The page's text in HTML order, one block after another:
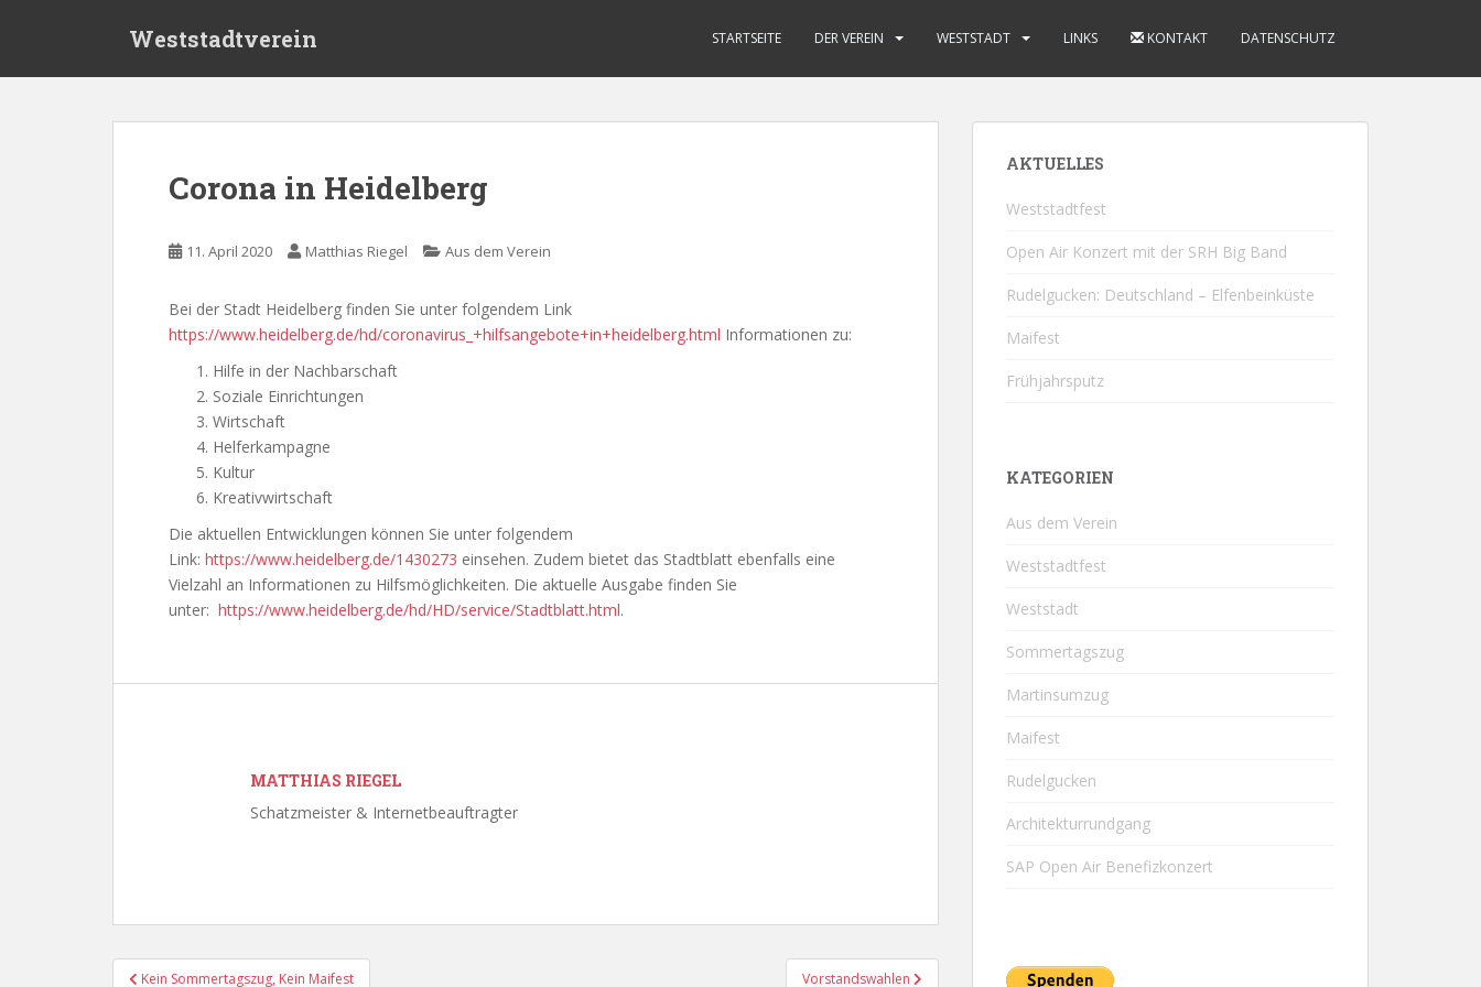
Weststadtverein STARTSEITE DER VEREIN WESTSTADT LINKS KONTAKT DATENSCHUTZ
Corona in Heidelberg
11. April 2020 Matthias Riegel Aus dem Verein
Bei der Stadt Heidelberg finden Sie unter folgendem Link
https://www.heidelberg.de/hd/coronavirus_+hilfsangebote+in+heidelberg.html Informationen zu:
Hilfe in der Nachbarschaft
Soziale Einrichtungen
Wirtschaft
Helferkampagne
Kultur
Kreativwirtschaft
Die aktuellen Entwicklungen können Sie unter folgendem
Link: https://www.heidelberg.de/1430273 einsehen. Zudem bietet das Stadtblatt ebenfalls eine
Vielzahl an Informationen zu Hilfsmöglichkeiten. Die aktuelle Ausgabe finden Sie
unter: https://www.heidelberg.de/hd/HD/service/Stadtblatt.html.
MATTHIAS RIEGEL
Schatzmeister & Internetbeauftragter
Beitragsnavigation
Kein Sommertagszug, Kein Maifest Vorstandswahlen
AKTUELLES
Weststadtfest
Open Air Konzert mit der SRH Big Band
Rudelgucken: Deutschland – Elfenbeinküste
Maifest
Frühjahrsputz
KATEGORIEN
Aus dem Verein
Weststadtfest
Weststadt
Sommertagszug
Martinsumzug
Maifest
Rudelgucken
Architekturrundgang
SAP Open Air Benefizkonzert